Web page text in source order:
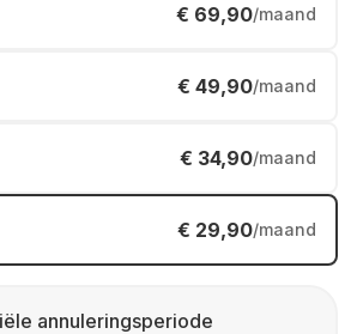
€ 69,90/maand
€ 49,90/maand
€ 34,90/maand
€ 29,90/maand
annuleringsperiode